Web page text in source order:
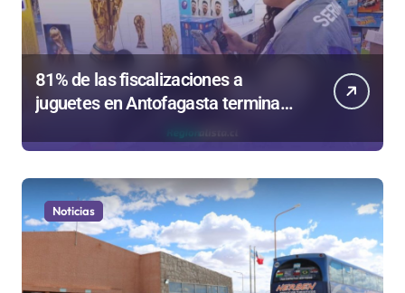
81% de las fiscalizaciones a
juguetes en Antofagasta termina
en sumarios sanitarios
Noticias